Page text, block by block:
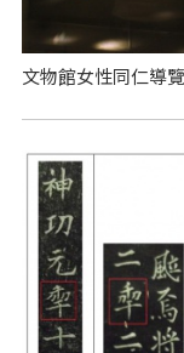
文物館女性同仁導覽